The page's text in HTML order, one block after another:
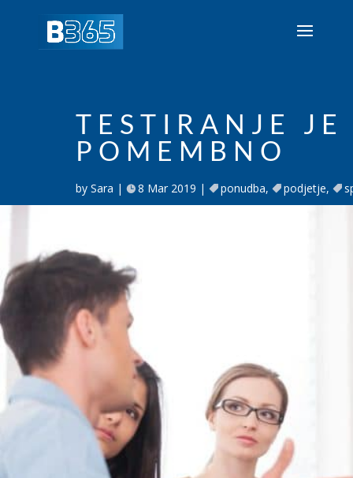
TESTIRANJE
POMEMBNO
by Sara 8 Mar 2019 ponudba, podjetje,